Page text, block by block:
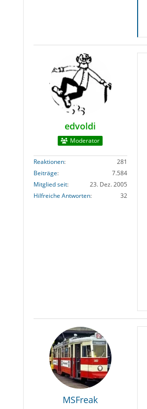
edvoldi
Moderator
Reaktionen
281
Beiträge
7.584
Mitglied seit
23. Dez. 2005
Hilfreiche Antworten
32
MSFreak